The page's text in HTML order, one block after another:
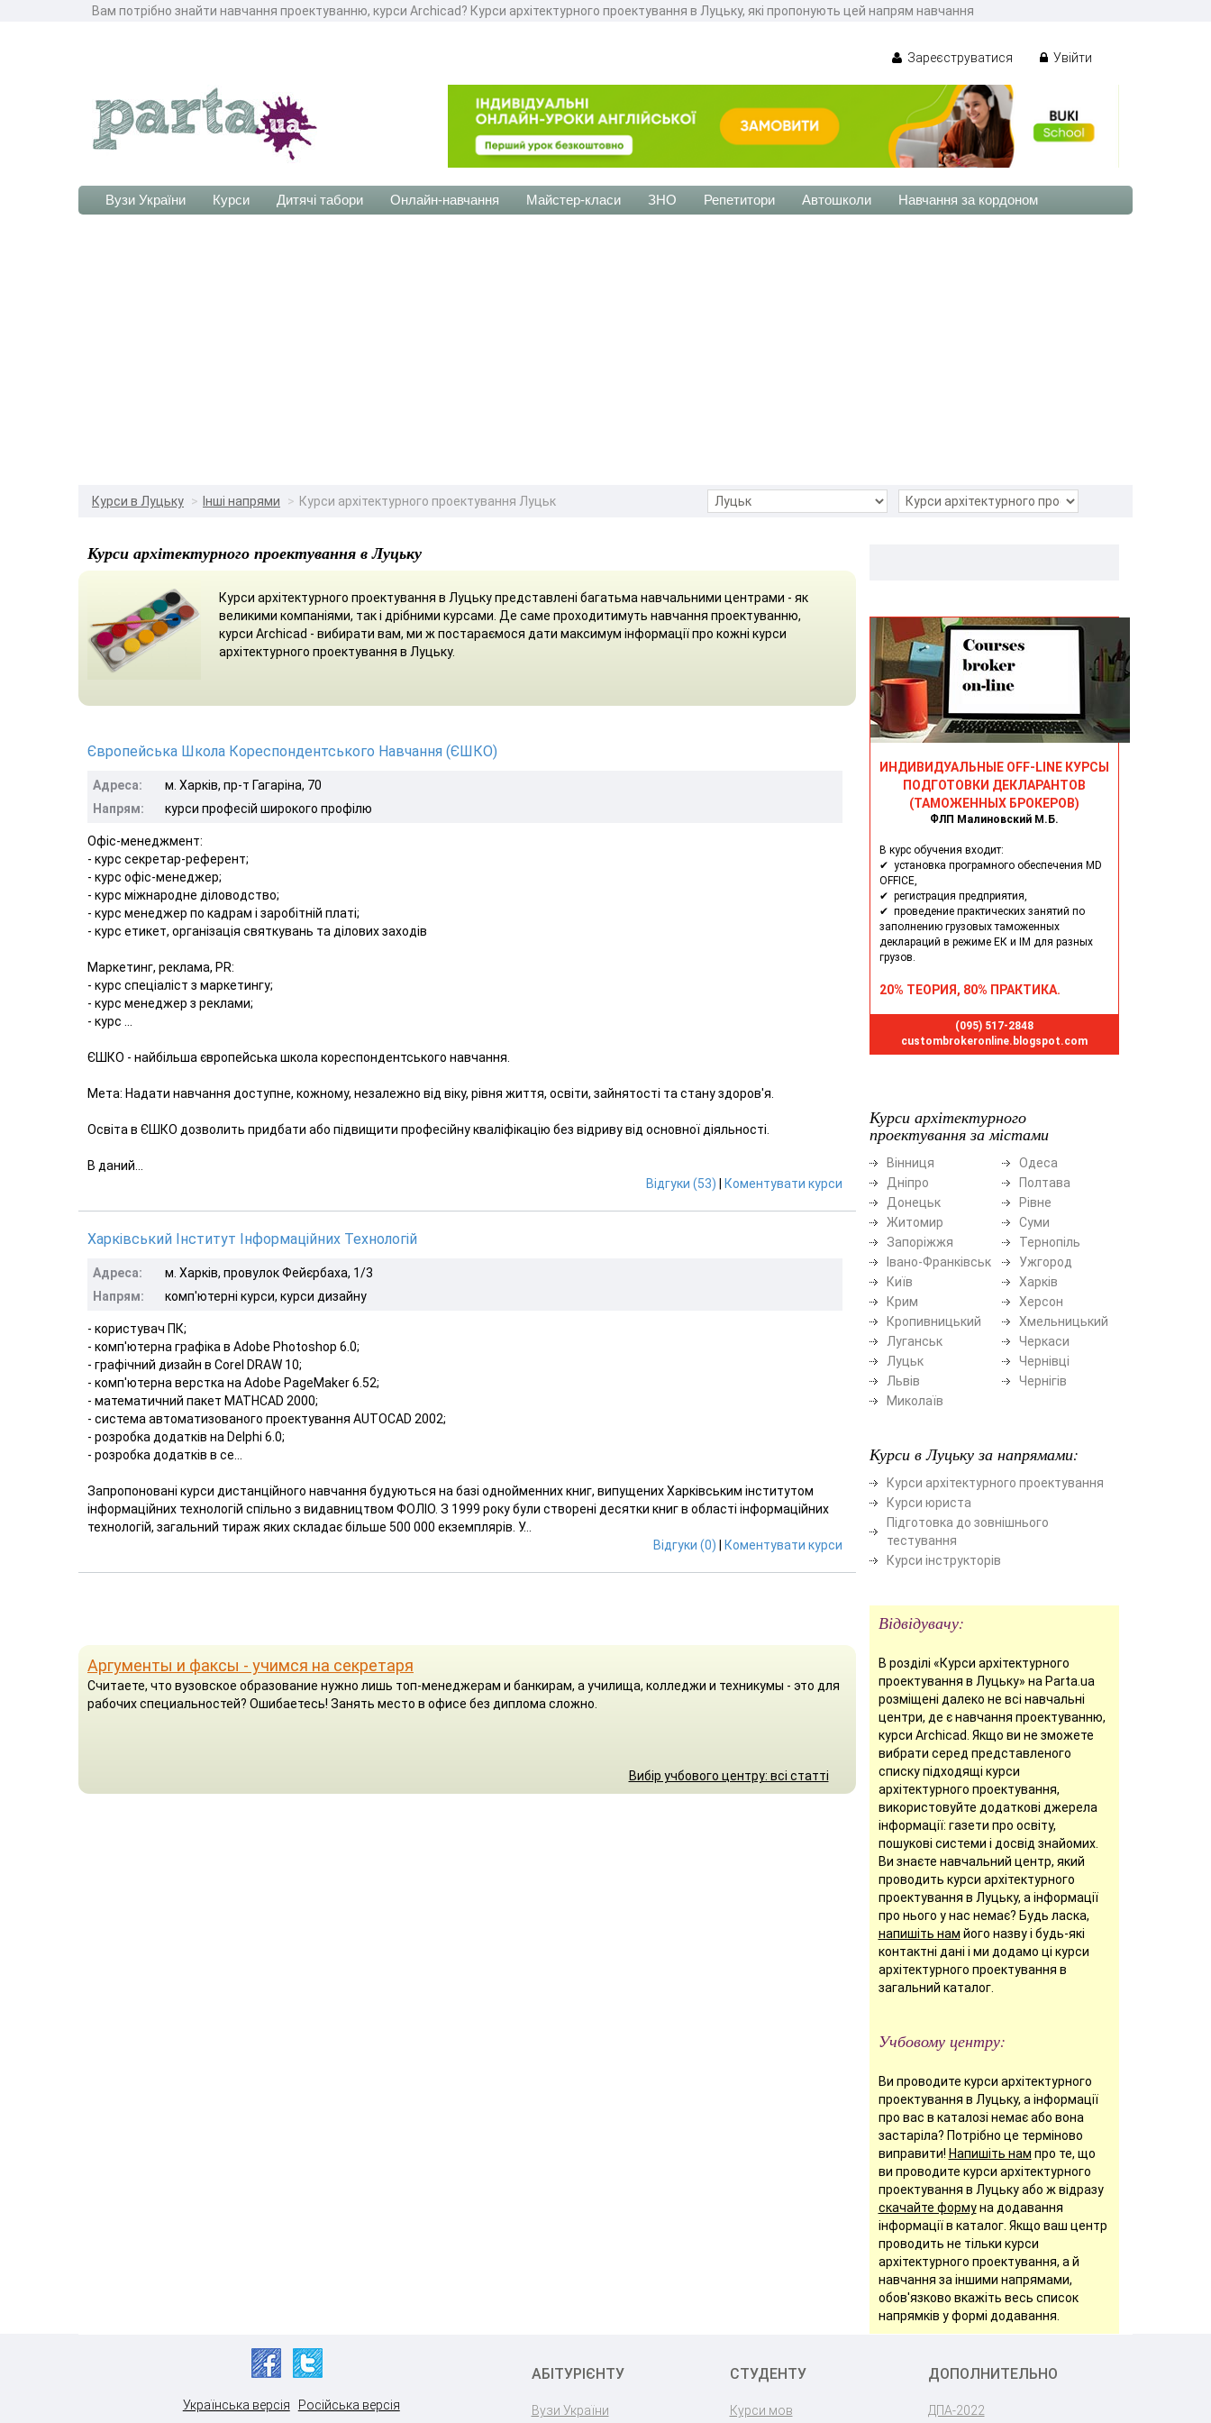
Вам потрібно знайти навчання проектуванню, курси Archicad? Курси архітектурного проектування в Луцьку, які пропонують цей напрям навчання
Зареєструватися Увійти
Вузи України Курси Дитячі табори Онлайн-навчання Майстер-класи ЗНО Репетитори Автошколи Навчання за кордоном
Курси в Луцьку Інші напрями Курси архітектурного проектування Луцьк
Курси архітектурного проектування в Луцьку
Курси архітектурного проектування в Луцьку представлені багатьма навчальними центрами - як
великими компаніями, так і дрібними курсами. Де саме проходитимуть навчання проектуванню,
курси Archicad - вибирати вам, ми ж постараємося дати максимум інформації про кожні курси
архітектурного проектування в Луцьку.
Європейська Школа Кореспондентського Навчання (ЄШКО)
Адреса:
м. Харків, пр-т Гагаріна, 70
Напрям:
курси професій широкого профілю
Офіс-менеджмент:
- курс секретар-референт;
- курс офіс-менеджер;
- курс міжнародне діловодство;
- курс менеджер по кадрам і заробітній платі;
- курс етикет, організація святкувань та ділових заходів
Маркетинг, реклама, РR:
- курс спеціаліст з маркетингу;
- курс менеджер з реклами;
- курс ...
ЄШКО - найбільша європейська школа кореспондентського навчання.
Мета: Надати навчання доступне, кожному, незалежно від віку, рівня життя, освіти, зайнятості та стану здоров'я.
Освіта в ЄШКО дозволить придбати або підвищити професійну кваліфікацію без відриву від основної діяльності.
В даний...
Відгуки (53)
Коментувати курси
Харківський Інститут Інформаційних Технологій
Адреса:
м. Харків, провулок Фейєрбаха, 1/3
Напрям:
комп'ютерні курси, курси дизайну
- користувач ПК;
- комп'ютерна графіка в Adobe Photoshop 6.0;
- графічний дизайн в Corel DRAW 10;
- комп'ютерна верстка на Adobe PageMaker 6.52;
- математичний пакет MATHCAD 2000;
- система автоматизованого проектування AUTOCAD 2002;
- розробка додатків на Delphi 6.0;
- розробка додатків в се...
Запропоновані курси дистанційного навчання будуються на базі однойменних книг, випущених Харківським інститутом
інформаційних технологій спільно з видавництвом ФОЛІО. З 1999 року були створені десятки книг в області інформаційних
технологій, загальний тираж яких складає більше 500 000 екземплярів. У...
Відгуки (0)
Коментувати курси
Аргументы и факсы - учимся на секретаря
Считаете, что вузовское образование нужно лишь топ-менеджерам и банкирам, а училища, колледжи и техникумы - это для
рабочих специальностей? Ошибаетесь! Занять место в офисе без диплома сложно.
Вибір учбового центру: всі статті
ИНДИВИДУАЛЬНЫЕ OFF-LINE КУРСЫ
ПОДГОТОВКИ ДЕКЛАРАНТОВ
(ТАМОЖЕННЫХ БРОКЕРОВ)
ФЛП Малиновский М.Б.
В курс обучения входит:
✔ установка програмного обеспечения MD
OFFICE,
✔ регистрация предприятия,
✔ проведение практических занятий по
заполнению грузовых таможенных
деклараций в режиме ЕК и ІМ для разных
грузов.
20% ТЕОРИЯ, 80% ПРАКТИКА.
(095) 517-2848
custombrokeronline.blogspot.com
Курси архітектурного
проектування за містами
Вінниця
Дніпро
Донецьк
Житомир
Запоріжжя
Івано-Франківськ
Київ
Крим
Кропивницький
Луганськ
Луцьк
Львів
Миколаїв
Одеса
Полтава
Рівне
Суми
Тернопіль
Ужгород
Харків
Херсон
Хмельницький
Черкаси
Чернівці
Чернігів
Курси в Луцьку за напрямами:
Курси архітектурного проектування
Курси юриста
Підготовка до зовнішнього
тестування
Курси інструкторів
Відвідувачу:
В розділі «Курси архітектурного
проектування в Луцьку» на Parta.ua
розміщені далеко не всі навчальні
центри, де є навчання проектуванню,
курси Archicad. Якщо ви не зможете
вибрати серед представленого
списку підходящі курси
архітектурного проектування,
використовуйте додаткові джерела
інформації: газети про освіту,
пошукові системи і досвід знайомих.
Ви знаєте навчальний центр, який
проводить курси архітектурного
проектування в Луцьку, а інформації
про нього у нас немає? Будь ласка,
напишіть нам його назву і будь-які
контактні дані і ми додамо ці курси
архітектурного проектування в
загальний каталог.
Учбовому центру:
Ви проводите курси архітектурного
проектування в Луцьку, а інформації
про вас в каталозі немає або вона
застаріла? Потрібно це терміново
виправити! Напишіть нам про те, що
ви проводите курси архітектурного
проектування в Луцьку або ж відразу
скачайте формуна додавання
інформації в каталог. Якщо ваш центр
проводить не тільки курси
архітектурного проектування, а й
навчання за іншими напрямами,
обов'язково вкажіть весь список
напрямків у формі додавання.
Українська версія Російська версія
АБІТУРІЄНТУ
Вузи України
СТУДЕНТУ
Курси мов
ДОПОЛНИТЕЛЬНО
ДПА-2022